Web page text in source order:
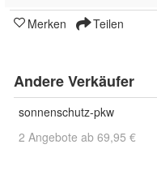
Merken Teilen
Andere Verkäufer
sonnenschutz-pkw
2 Angebote ab 69,95 €